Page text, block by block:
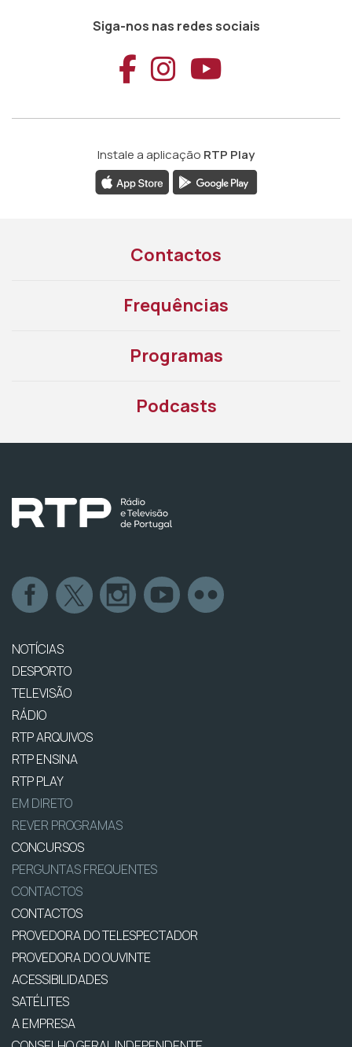
Siga-nos nas redes sociais
Aceder ao
Aceder ao
Aceder
Instale a aplicação RTP Play
Contactos
Frequências
Programas
Podcasts
NOTÍCIAS
DESPORTO
TELEVISÃO
RÁDIO
RTP ARQUIVOS
RTP ENSINA
RTP PLAY
EM DIRETO
REVER PROGRAMAS
CONCURSOS
PERGUNTAS FREQUENTES
CONTACTOS
CONTACTOS
PROVEDORA DO TELESPECTADOR
PROVEDORA DO OUVINTE
ACESSIBILIDADES
SATÉLITES
A EMPRESA